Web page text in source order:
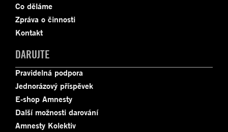
Co děláme
Zpráva o činnosti
Kontakt
DARUJTE
Pravidelná podpora
Jednorázový příspěvek
E-shop Amnesty
Další možnosti darování
Amnesty Kolektiv